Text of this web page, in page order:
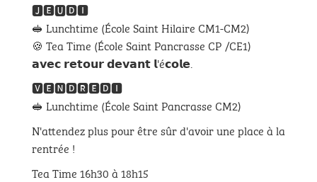
🅹🅴🆄🅳🅸
🥪 Lunchtime (École Saint Hilaire CM1-CM2)
🍪 Tea Time (École Saint Pancrasse CP /CE1)
𝗮𝘃𝗲𝗰 𝗿𝗲𝘁𝗼𝘂𝗿 𝗱𝗲𝘃𝗮𝗻𝘁 𝗹'é𝗰𝗼𝗹𝗲.
🆅🅴🅽🅳🆁🅴🅳🅸
🥪 Lunchtime (École Saint Pancrasse CM2)
N'attendez plus pour être sûr d'avoir une place à la
rentrée !
Tea Time 16h30 à 18h15